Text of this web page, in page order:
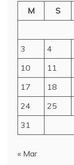
M
S
3
4
10
11
17
18
24
25
31
« Mar